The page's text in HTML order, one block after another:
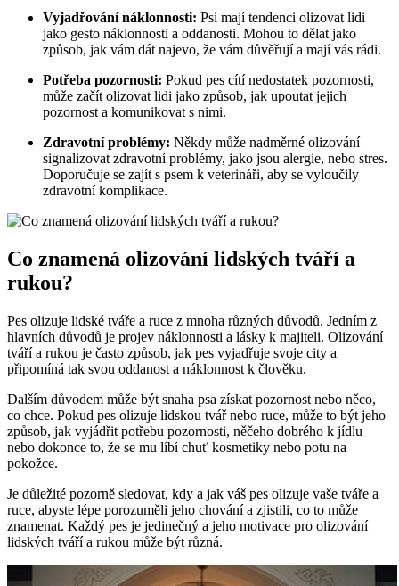
Vyjadřování náklonnosti: Psi mají tendenci olizovat lidi
jako gesto náklonnosti a oddanosti. Mohou to dělat jako
způsob, jak vám dát najevo, že vám důvěřují a mají vás rádi.
Potřeba pozornosti: Pokud pes cítí nedostatek pozornosti,
může začít olizovat lidi jako způsob, jak upoutat jejich
pozornost a komunikovat s nimi.
Zdravotní problémy: Někdy může nadměrné olizování
signalizovat zdravotní problémy, jako jsou alergie, nebo stres.
Doporučuje se zajít s psem k veterináři, aby se vyloučily
zdravotní komplikace.
Co znamená olizování lidských tváří a
rukou?
Pes olizuje lidské tváře a ruce z mnoha různých důvodů. Jedním z
hlavních důvodů je projev náklonnosti a lásky k majiteli. Olizování
tváří a rukou je často způsob, jak pes vyjadřuje svoje city a
připomíná tak svou oddanost a náklonnost k člověku.
Dalším důvodem může být snaha psa získat pozornost nebo něco,
co chce. Pokud pes olizuje lidskou tvář nebo ruce, může to být jeho
způsob, jak vyjádřit potřebu pozornosti, něčeho dobrého k jídlu
nebo dokonce to, že se mu líbí chuť kosmetiky nebo potu na
pokožce.
Je důležité pozorně sledovat, kdy a jak váš pes olizuje vaše tváře a
ruce, abyste lépe porozuměli jeho chování a zjistili, co to může
znamenat. Každý pes je jedinečný a jeho motivace pro olizování
lidských tváří a rukou může být různá.